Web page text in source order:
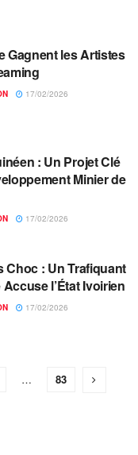
Gagnent les Artistes
17/02/2026
: Un Projet Clé
Minier de
17/02/2026
Choc : Un Trafiquant
l’État Ivoirien
17/02/2026
… 83